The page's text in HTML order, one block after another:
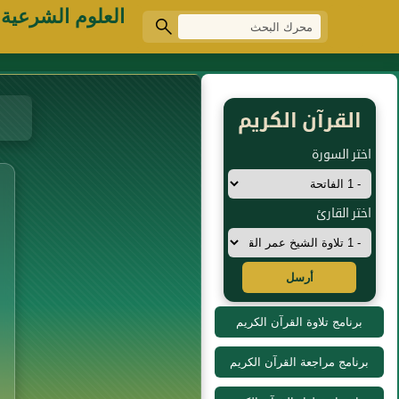
العلوم الشرعية
القرآن الكريم
اختر السورة
اختر القارئ
أرسل
برنامج تلاوة القرآن الكريم
برنامج مراجعة القرآن الكريم